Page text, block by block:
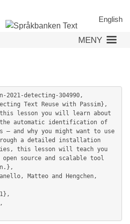
English
MENY
2021-detecting-304990,
automatic identification of
– and why you might want to use
a detailed installation
this lesson will teach you
source and scalable tool